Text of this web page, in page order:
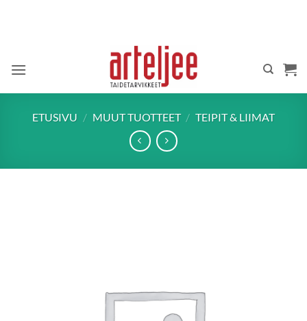
ETUSIVU / MUUT TUOTTEET / TEIPIT & LIIMAT